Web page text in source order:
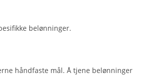
belønninger.
håndfaste mål. Å tjene belønninger